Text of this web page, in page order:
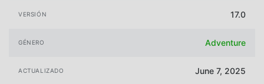
VERSIÓN 17.0
GÉNERO Adventure
ACTUALIZADO June 7, 2025